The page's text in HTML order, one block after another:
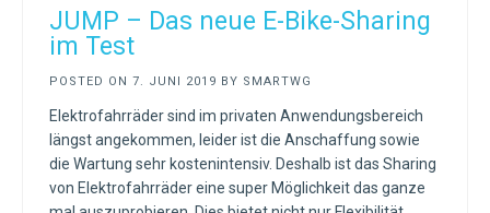
JUMP – Das neue E-Bike-Sharing
im Test
POSTED ON 7. JUNI 2019 BY SMARTWG
Elektrofahrräder sind im privaten Anwendungsbereich
längst angekommen, leider ist die Anschaffung sowie
die Wartung sehr kostenintensiv. Deshalb ist das Sharing
von Elektrofahrräder eine super Möglichkeit das ganze